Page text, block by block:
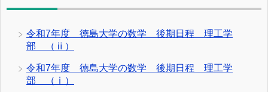
令和7年度 徳島大学の数学 後期日程 理工学
部 （ⅱ）
令和7年度 徳島大学の数学 後期日程 理工学
部 （ⅰ）